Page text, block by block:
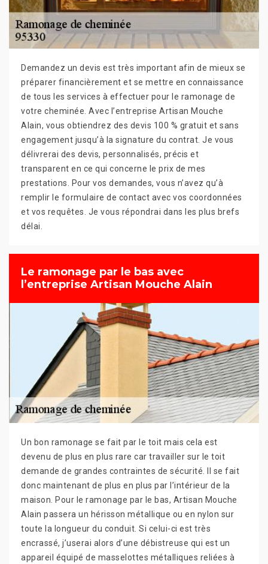
Demandez un devis est très important afin de mieux se
préparer financièrement et se mettre en connaissance
de tous les services à effectuer pour le ramonage de
votre cheminée. Avec l’entreprise Artisan Mouche
Alain, vous obtiendrez des devis 100 % gratuit et sans
engagement jusqu’à la signature du contrat. Je vous
délivrerai des devis, personnalisés, précis et
transparent en ce qui concerne le prix de mes
prestations. Pour vos demandes, vous n’avez qu’à
remplir le formulaire de contact avec vos coordonnées
et vos requêtes. Je vous répondrai dans les plus brefs
délai.
Le ramonage par le bas avec
l’entreprise Artisan Mouche Alain
Un bon ramonage se fait par le toit mais cela est
devenu de plus en plus rare car travailler sur le toit
demande de grandes contraintes de sécurité. Il se fait
donc maintenant de plus en plus par l’intérieur de la
maison. Pour le ramonage par le bas, Artisan Mouche
Alain passera un hérisson métallique ou en nylon sur
toute la longueur du conduit. Si celui-ci est très
encrassé, j’userai alors d’une débistreuse qui est un
appareil équipé de masselottes métalliques reliées à